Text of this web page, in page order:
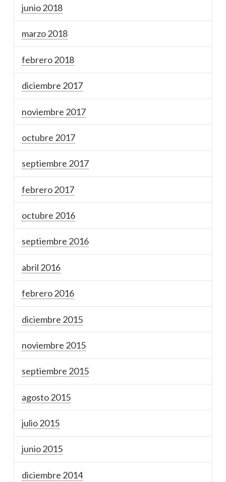
junio 2018
marzo 2018
febrero 2018
diciembre 2017
noviembre 2017
octubre 2017
septiembre 2017
febrero 2017
octubre 2016
septiembre 2016
abril 2016
febrero 2016
diciembre 2015
noviembre 2015
septiembre 2015
agosto 2015
julio 2015
junio 2015
diciembre 2014